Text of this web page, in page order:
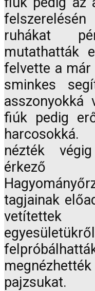
ruhákat
mutathatták
felvette a már
sminkes
asszonyokká
fiúk pedig
nézték
érkező
tagjainak
pajzsukat.